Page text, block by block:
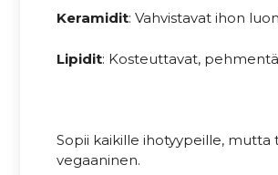
Keramidit: Vahvistavat ihon
Lipidit: Kosteuttavat,
Sopii kaikille ihotyypeille, mutta
vegaaninen.